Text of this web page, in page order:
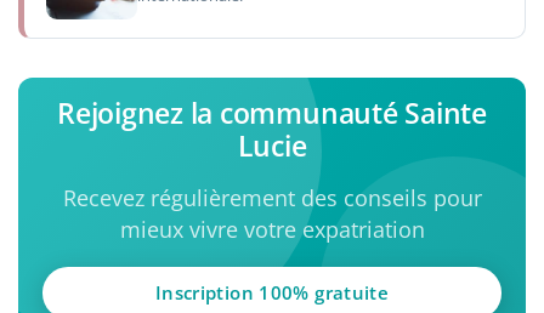
Rejoignez la communauté Sainte
Lucie
Recevez régulièrement des conseils pour
mieux vivre votre expatriation
Inscription 100% gratuite